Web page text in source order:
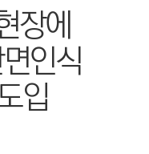
장에
인식
입